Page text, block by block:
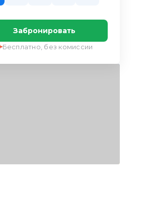
Забронировать
Бесплатно, без комиссии